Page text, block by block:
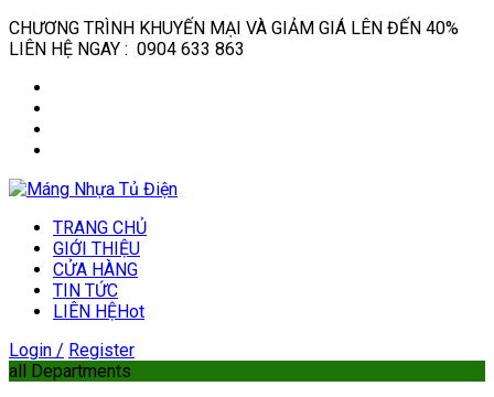
CHƯƠNG TRÌNH KHUYẾN MẠI VÀ GIẢM GIÁ LÊN ĐẾN 40%
LIÊN HỆ NGAY : 0904 633 863
TRANG CHỦ
GIỚI THIỆU
CỬA HÀNG
TIN TỨC
LIÊN HỆHot
Login / Register
all Departments